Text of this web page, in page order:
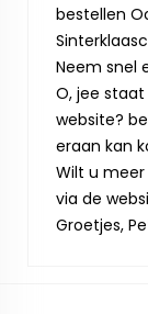
bestellen
Neem snel
O, jee
website?
eraan kan
Wilt u
via de
Groetjes,